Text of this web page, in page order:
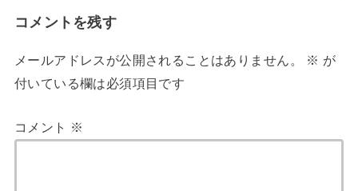
コメントを残す
メールアドレスが公開されることはありません。 ※ が
付いている欄は必須項目です
コメント ※